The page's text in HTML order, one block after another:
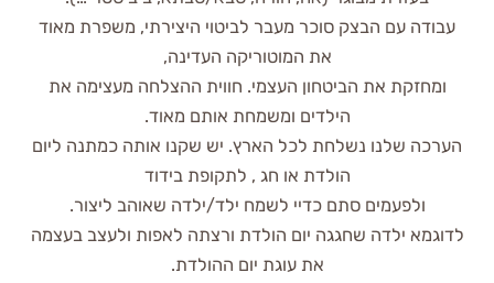
עבודה עם הבצק סוכר מעבר לביטוי היצירתי, משפרת מאוד
את המוטוריקה העדינה,
ומחזקת את הביטחון העצמי. חווית ההצלחה מעצימה את
הילדים ומשמחת אותם מאוד.
הערכה שלנו נשלחת לכל הארץ. יש שקנו אותה כמתנה ליום
הולדת או חג , לתקופת בידוד
ולפעמים סתם כדיי לשמח ילד/ילדה שאוהב ליצור.
לדוגמא ילדה שחגגה יום הולדת ורצתה לאפות ולעצב בעצמה
את עוגת יום ההולדת.